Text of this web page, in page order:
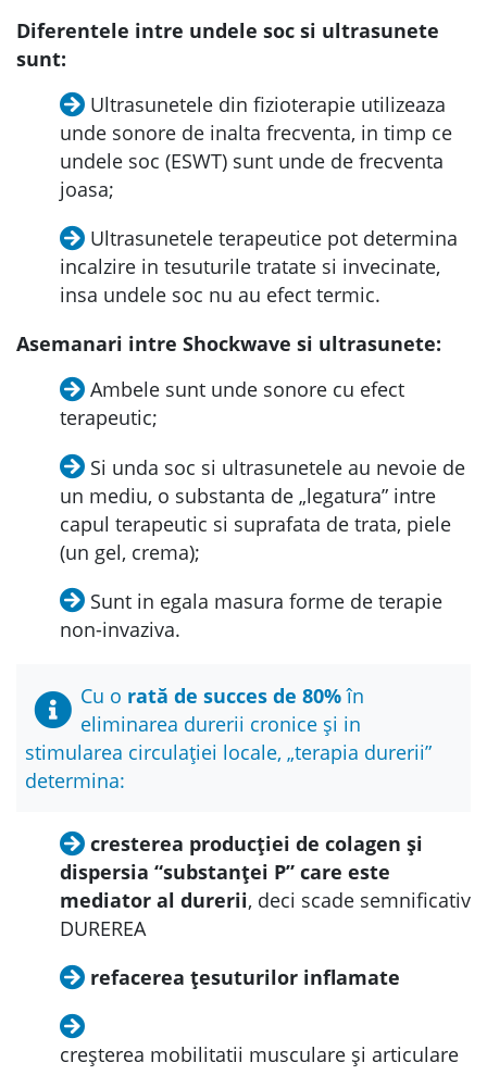
Diferentele intre undele soc si ultrasunete
sunt:
Ultrasunetele din fizioterapie utilizeaza
unde sonore de inalta frecventa, in timp ce
undele soc (ESWT) sunt unde de frecventa
joasa;
Ultrasunetele terapeutice pot determina
incalzire in tesuturile tratate si invecinate,
insa undele soc nu au efect termic.
Asemanari intre Shockwave si ultrasunete:
Ambele sunt unde sonore cu efect
terapeutic;
Si unda soc si ultrasunetele au nevoie de
un mediu, o substanta de „legatura” intre
capul terapeutic si suprafata de trata, piele
(un gel, crema);
Sunt in egala masura forme de terapie
non-invaziva.
Cu o rată de succes de 80%în
eliminarea durerii cronice și in
stimularea circulației locale, „terapia durerii”
determina:
cresterea producției de colagen și
dispersia “substanței P” care este
mediator al durerii, deci scade semnificativ
DUREREA
refacerea țesuturilor inflamate
creșterea mobilitatii musculare și articulare